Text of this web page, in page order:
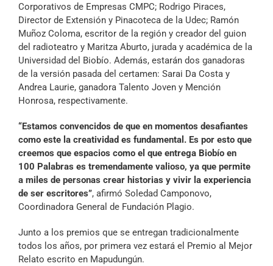
Corporativos de Empresas CMPC; Rodrigo Piraces,
Director de Extensión y Pinacoteca de la Udec; Ramón
Muñoz Coloma, escritor de la región y creador del guion
del radioteatro y Maritza Aburto, jurada y académica de la
Universidad del Biobío. Además, estarán dos ganadoras
de la versión pasada del certamen: Sarai Da Costa y
Andrea Laurie, ganadora Talento Joven y Mención
Honrosa, respectivamente.
“Estamos convencidos de que en momentos desafiantes
como este la creatividad es fundamental. Es por esto que
creemos que espacios como el que entrega Biobío en
100 Palabras es tremendamente valioso, ya que permite
a miles de personas crear historias y vivir la experiencia
de ser escritores”, afirmó Soledad Camponovo,
Coordinadora General de Fundación Plagio.
Junto a los premios que se entregan tradicionalmente
todos los años, por primera vez estará el Premio al Mejor
Relato escrito en Mapudungún.